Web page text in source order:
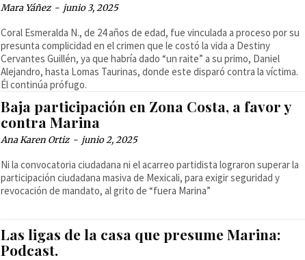
Mara Yáñez - junio 3, 2025
Coral Esmeralda N., de 24 años de edad, fue vinculada a proceso por su
presunta complicidad en el crimen que le costó la vida a Destiny
Cervantes Guillén, ya que habría dado “un raite” a su primo, Daniel
Alejandro, hasta Lomas Taurinas, donde este disparó contra la víctima.
Él continúa prófugo.
Baja participación en Zona Costa, a favor y
contra Marina
Ana Karen Ortiz - junio 2, 2025
Ni la convocatoria ciudadana ni el acarreo partidista lograron superar la
participación ciudadana masiva de Mexicali, para exigir seguridad y
revocación de mandato, al grito de “fuera Marina”
Las ligas de la casa que presume Marina:
Podcast.